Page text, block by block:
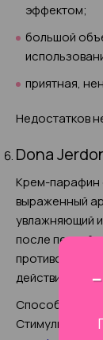
эффектом;
большой
приятная,
Недостатков
Dona
Крем-парафин
выраженный
увлажняющий
после первой
действием.
Способствует
Стимулирует